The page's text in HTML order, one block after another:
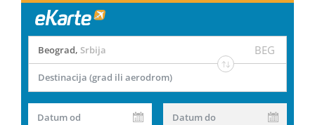
Beograd, Srbija BEG
Destinacija (grad ili aerodrom)
Datum od Datum do